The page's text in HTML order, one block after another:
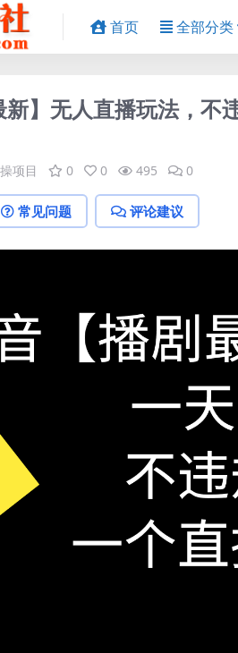
首页 全部分类
】无人直播玩法，不
项目 0 0 495 0
常见问题 评论建议